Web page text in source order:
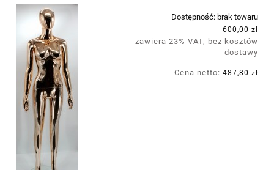
Dostępność: brak towaru
600,00 zł
zawiera 23% VAT, bez kosztów
dostawy
Cena netto: 487,80 zł